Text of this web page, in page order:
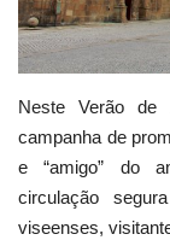
Ficha técnica
Lazer
Ambiente
Neste Verão
campanha de
e “amigo” do
circulação
viseenses,